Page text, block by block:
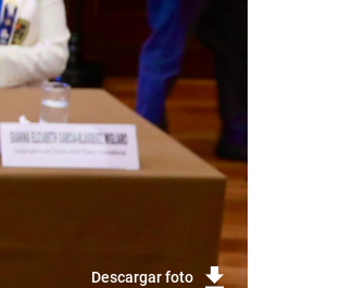
Descargar foto